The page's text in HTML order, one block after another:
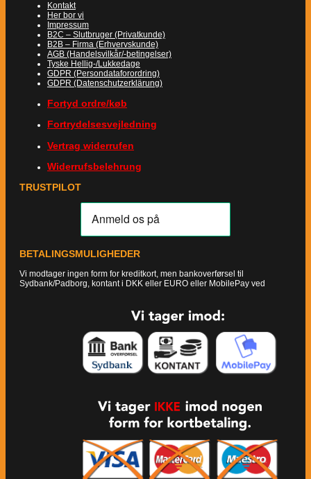
Kontakt
Her bor vi
Impressum
B2C – Slutbruger (Privatkunde)
B2B – Firma (Erhvervskunde)
AGB (Handelsvilkår/-betingelser)
Tyske Hellig-/Lukkedage
GDPR (Persondataforordring)
GDPR (Datenschutzerklärung)
Fortyd ordre/køb
Fortrydelsesvejledning
Vertrag widerrufen
Widerrufsbelehrung
TRUSTPILOT
BETALINGSMULIGHEDER
Vi modtager ingen form for kreditkort, men bankoverførsel til
Sydbank/Padborg, kontant i DKK eller EURO eller MobilePay ved